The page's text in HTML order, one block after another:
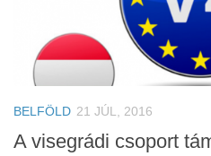
BELFÖLD 21 JÚL, 2016
A visegrádi csoport